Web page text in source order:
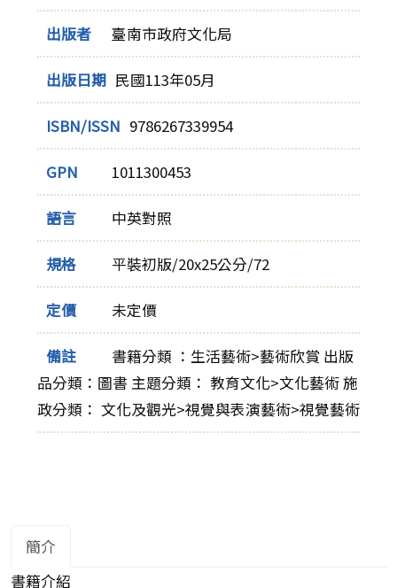
出版者 臺南市政府文化局
出版日期 民國113年05月
ISBN/ISSN 9786267339954
GPN 1011300453
語言 中英對照
規格 平裝初版/20x25公分/72
定價 未定價
備註
書籍分類 ：生活藝術>藝術欣賞 出版
品分類：圖書 主題分類： 教育文化>文化藝術 施
政分類： 文化及觀光>視覺與表演藝術>視覺藝術
簡介
書籍介紹